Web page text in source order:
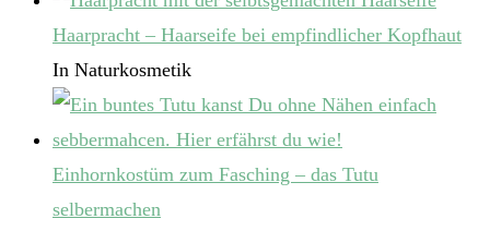
Haarpracht – Haarseife bei empfindlicher Kopfhaut
In Naturkosmetik
Einhornkostüm zum Fasching – das Tutu
selbermachen